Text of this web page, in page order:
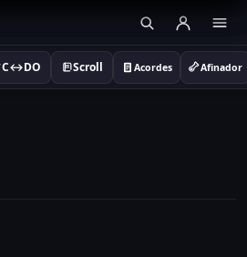
C↔DO Scroll Acordes Afinador